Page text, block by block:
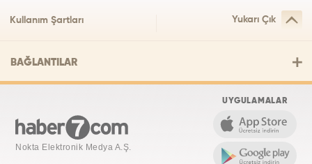
Kullanım Şartları Yukarı Çık
BAĞLANTILAR
Nokta Elektronik Medya A.Ş.
UYGULAMALAR